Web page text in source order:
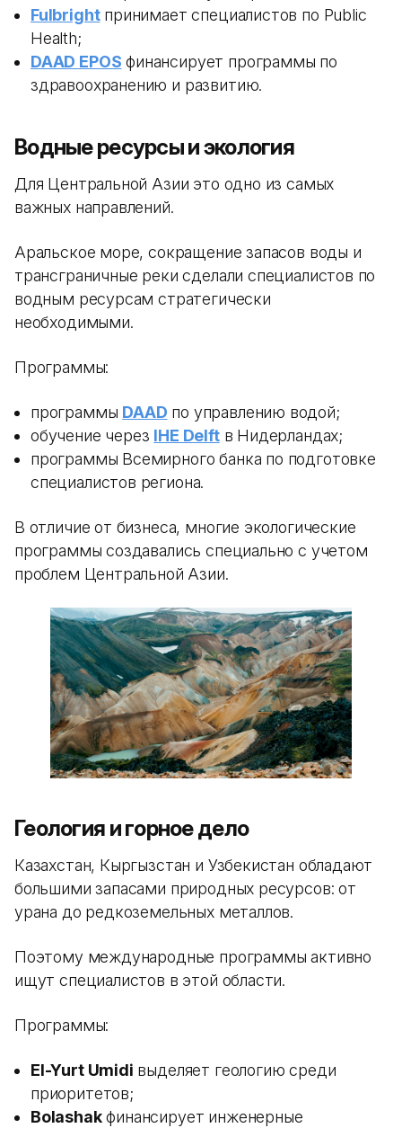
Fulbrightпринимает специалистов по Public
Health;
DAAD EPOS финансирует программы по
здравоохранению и развитию.
Водные ресурсы и экология
Для Центральной Азии это одно из самых
важных направлений.
Аральское море, сокращение запасов воды и
трансграничные реки сделали специалистов по
водным ресурсам стратегически
необходимыми.
Программы:
программы DAAD по управлению водой;
обучение через IHE Delftв Нидерландах;
программы Всемирного банка по подготовке
специалистов региона.
В отличие от бизнеса, многие экологические
программы создавались специально с учетом
проблем Центральной Азии.
Геология и горное дело
Казахстан, Кыргызстан и Узбекистан обладают
большими запасами природных ресурсов: от
урана до редкоземельных металлов.
Поэтому международные программы активно
ищут специалистов в этой области.
Программы:
El-Yurt Umidi выделяет геологию среди
приоритетов;
Bolashakфинансирует инженерные